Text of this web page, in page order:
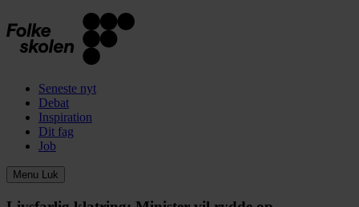
Seneste nyt
Debat
Inspiration
Dit fag
Job
Menu Luk